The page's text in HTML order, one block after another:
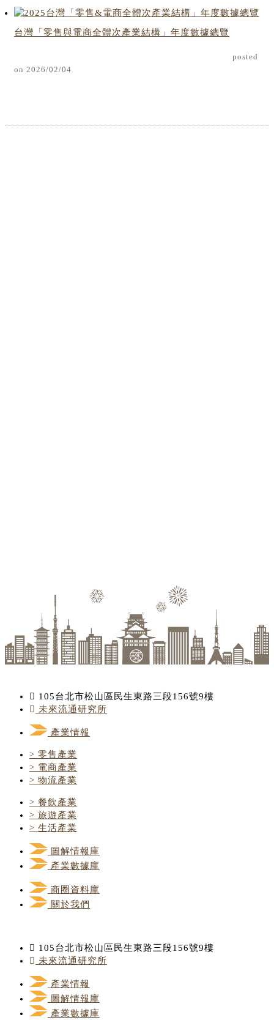
台灣「零售與電商全體次產業結構」年度數據總覽
posted
on 2026/02/04
105台北市松山區民生東路三段156號9樓
未來流通研究所
產業情報
> 零售產業
> 電商產業
> 物流產業
> 餐飲產業
> 旅遊產業
> 生活產業
圖解情報庫
產業數據庫
商圈資料庫
關於我們
105台北市松山區民生東路三段156號9樓
未來流通研究所
產業情報
圖解情報庫
產業數據庫